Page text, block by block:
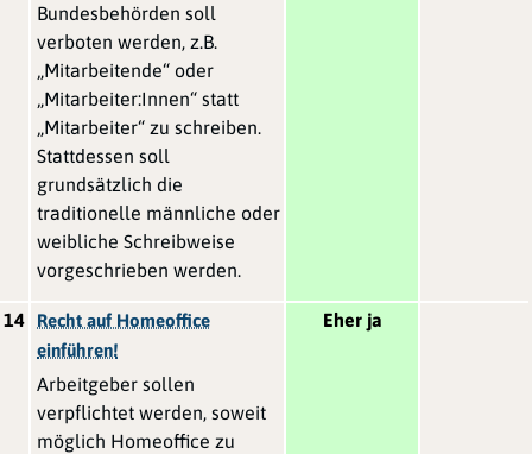
Bundesbehörden soll
verboten werden, z.B.
„Mitarbeitende“ oder
„Mitarbeiter:Innen“ statt
„Mitarbeiter“ zu schreiben.
Stattdessen soll
grundsätzlich die
traditionelle männliche oder
weibliche Schreibweise
vorgeschrieben werden.
14
Recht auf Homeoffice
einführen!
Arbeitgeber sollen
verpflichtet werden, soweit
möglich Homeoffice zu
Eher ja